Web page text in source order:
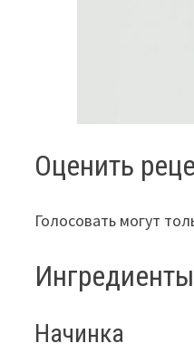
Оценить
Голосовать могут
Ингредиенты
Начинка